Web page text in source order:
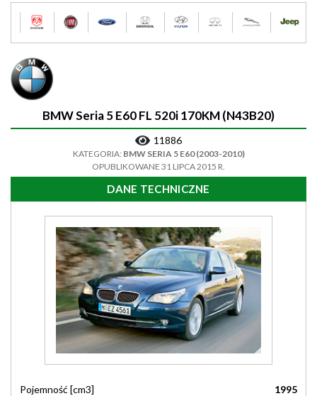
BMW Seria 5 E60 FL 520i 170KM (N43B20)
11886
KATEGORIA: BMW SERIA 5 E60 (2003-2010)
OPUBLIKOWANE 31 LIPCA 2015 R.
DANE TECHNICZNE
Pojemność [cm3]
1995